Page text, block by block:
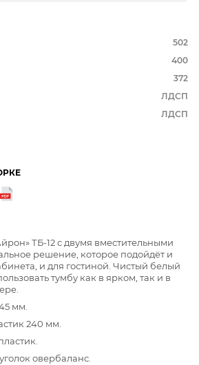
502
400
372
ЛДСП
ЛДСП
ТБ-12 с двумя вместительными
решение, которое подойдёт и
и для гостиной. Чистый белый
тумбу как в ярком, так и в
мм.
240 мм.
овербаланс.